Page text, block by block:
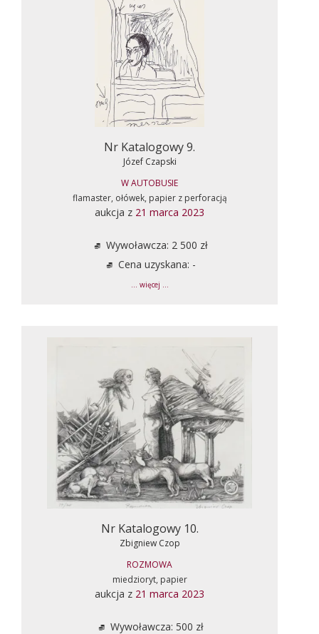
Nr Katalogowy 9.
Józef Czapski
W AUTOBUSIE
flamaster, ołówek, papier z perforacją
aukcja z 21 marca 2023
Wywoławcza: 2 500 zł
Cena uzyskana: -
... więcej ...
Nr Katalogowy 10.
Zbigniew Czop
ROZMOWA
miedzioryt, papier
aukcja z 21 marca 2023
Wywoławcza: 500 zł